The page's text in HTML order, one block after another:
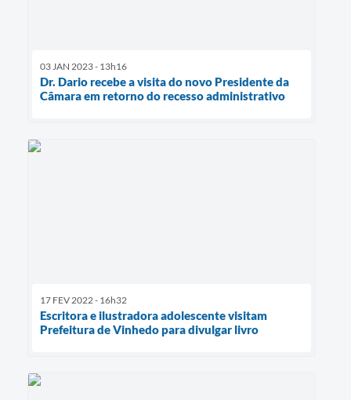
03 JAN 2023 - 13h16
Dr. Dario recebe a visita do novo Presidente da
Câmara em retorno do recesso administrativo
17 FEV 2022 - 16h32
Escritora e ilustradora adolescente visitam
Prefeitura de Vinhedo para divulgar livro